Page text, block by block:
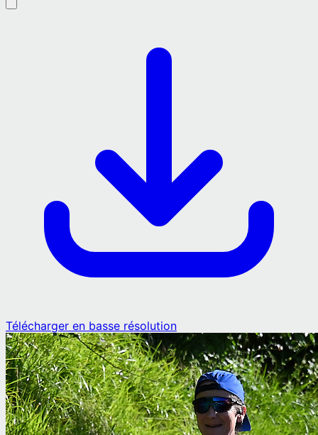
Télécharger en basse résolution